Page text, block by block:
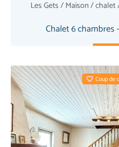
Les Gets / Maison /
Chalet 6 chambres
Coup de